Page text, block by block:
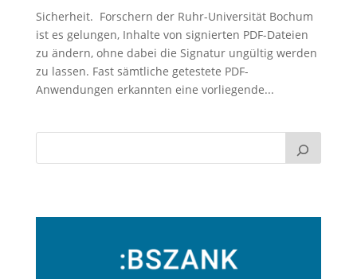
Sicherheit. Forschern der Ruhr-Universität Bochum
ist es gelungen, Inhalte von signierten PDF-Dateien
zu ändern, ohne dabei die Signatur ungültig werden
zu lassen. Fast sämtliche getestete PDF-
Anwendungen erkannten eine vorliegende...